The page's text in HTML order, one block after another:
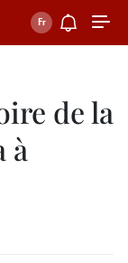
de la
à